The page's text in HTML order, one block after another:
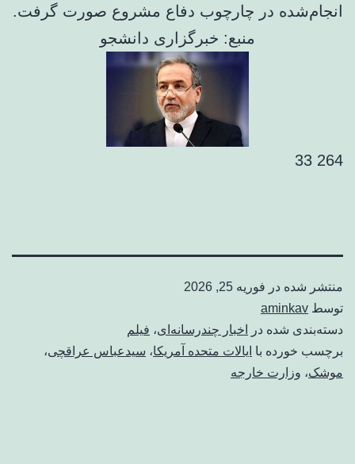
انجام‌شده در چارچوب دفاع مشروع صورت گرفت.
منبع: خبرگزاری دانشجو
264 33
منتشر شده در فوریه 25, 2026
توسط aminkav
دسته‌بندی شده در
اخبار چندرسانه‌ای، فیلم
برچسب خورده با ایالات متحده آمریکا، سیدعباس عراقچی،
موشک، وزارت خارجه